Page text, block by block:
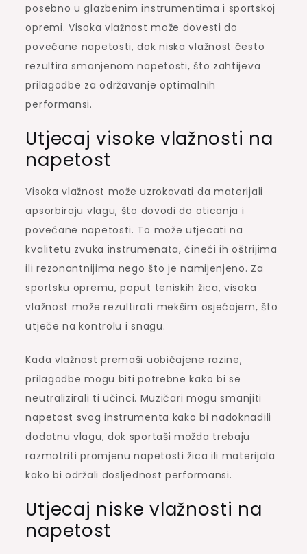
posebno u glazbenim instrumentima i sportskoj
opremi. Visoka vlažnost može dovesti do
povećane napetosti, dok niska vlažnost često
rezultira smanjenom napetosti, što zahtijeva
prilagodbe za održavanje optimalnih
performansi.
Utjecaj visoke vlažnosti na
napetost
Visoka vlažnost može uzrokovati da materijali
apsorbiraju vlagu, što dovodi do oticanja i
povećane napetosti. To može utjecati na
kvalitetu zvuka instrumenata, čineći ih oštrijima
ili rezonantnijima nego što je namijenjeno. Za
sportsku opremu, poput teniskih žica, visoka
vlažnost može rezultirati mekšim osjećajem, što
utječe na kontrolu i snagu.
Kada vlažnost premaši uobičajene razine,
prilagodbe mogu biti potrebne kako bi se
neutralizirali ti učinci. Muzičari mogu smanjiti
napetost svog instrumenta kako bi nadoknadili
dodatnu vlagu, dok sportaši možda trebaju
razmotriti promjenu napetosti žica ili materijala
kako bi održali dosljednost performansi.
Utjecaj niske vlažnosti na
napetost